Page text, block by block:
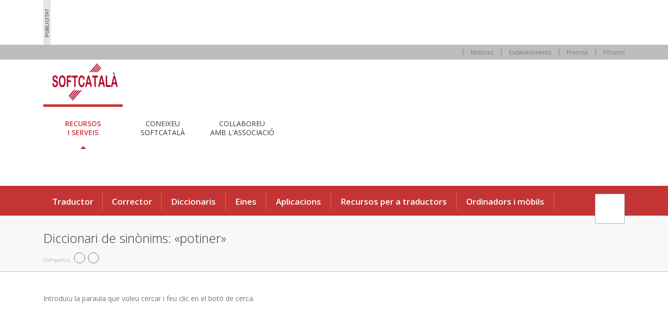
Notícies Esdeveniments Premsa Fòrums
RECURSOS
I SERVEIS
CONEIXEU
SOFTCATALÀ
COL·LABOREU
AMB L'ASSOCIACIÓ
Traductor Corrector Diccionaris Eines Aplicacions Recursos per a traductors Ordinadors i mòbils
Diccionari de sinònims: «potiner»
Compartiu
Introduïu la paraula que voleu cercar i feu clic en el botó de cerca.